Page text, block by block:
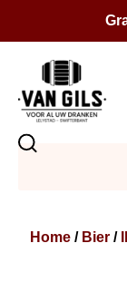
BIER
Home / Bier /